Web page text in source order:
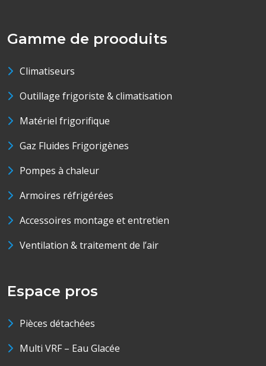
Gamme de prooduits
Climatiseurs
Outillage frigoriste & climatisation
Matériel frigorifique
Gaz Fluides Frigorigènes
Pompes à chaleur
Armoires réfrigérées
Accessoires montage et entretien
Ventilation & traitement de l’air
Espace pros
Pièces détachées
Multi VRF – Eau Glacée